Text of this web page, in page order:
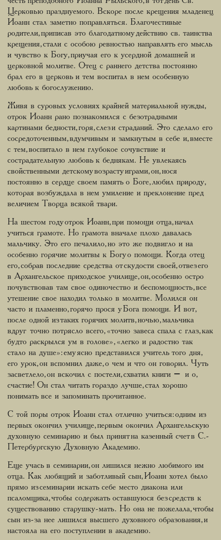
Церковью празднуемого. Вскоре после крещения младенец
Иоанн стал заметно поправляться. Благочестивые
родители, приписав это благодатному действию св. таинства
крещения, стали с особою ревностью направлять его мысль
и чувство к Богу, приучая его к усердной домашней и
церковной молитве. Отец с раннего детства постоянно
брал его в церковь и тем воспитал в нем особенную
любовь к богослужению.
Живя в суровых условиях крайней материальной нужды,
отрок Иоанн рано познакомился с безотрадными
картинами бедности, горя, слез и страданий. Это сделало его
сосредоточенным, вдумчивым и замкнутым в себе и, вместе
с тем, воспитало в нем глубокое сочувствие и
сострадательную любовь к беднякам. Не увлекаясь
свойственными детскому возрасту играми, он, нося
постоянно в сердце своем память о Боге, любил природу,
которая возбуждала в нем умиление и преклонение пред
величием Творца всякой твари.
На шестом году отрок Иоанн, при помощи отца, начал
учиться грамоте. Но грамота вначале плохо давалась
мальчику. Это его печалило, но это же подвигло и на
особенно горячие молитвы к Богу о помощи. Когда отец
его, собрав последние средства от скудости своей, отвез его
в Архангельское приходское училище, он, особенно остро
почувствовав там свое одиночество и беспомощность, все
утешение свое находил только в молитве. Молился он
часто и пламенно, горячо прося у Бога помощи. И вот,
после одной из таких горячих молитв, ночью, мальчика
вдруг точно потрясло всего, «точно завеса спала с глаз, как
будто раскрылся ум в голове», «легко и радостно так
стало на душе»: ему ясно представился учитель того дня,
его урок, он вспомнил даже, о чем и что он говорил. Чуть
засветлело, он вскочил с постели, схватил книги – и о,
счастие! Он стал читать гораздо лучше, стал хорошо
понимать все и запоминать прочитанное.
С той поры отрок Иоанн стал отлично учиться: одним из
первых окончил училище, первым окончил Архангельскую
духовную семинарию и был принят на казенный счет в С.-
Петербургскую Духовную Академию.
Еще учась в семинарии, он лишился нежно любимого им
отца. Как любящий и заботливый сын, Иоанн хотел было
прямо из семинарии искать себе место диакона или
псаломщика, чтобы содержать оставшуюся без средств к
существованию старушку-мать. Но она не пожелала, чтобы
сын из-за нее лишился высшего духовного образования, и
настояла на его поступлении в академию.